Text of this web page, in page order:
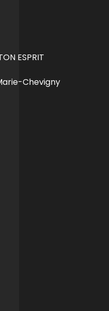
ESPRIT
Chevigny